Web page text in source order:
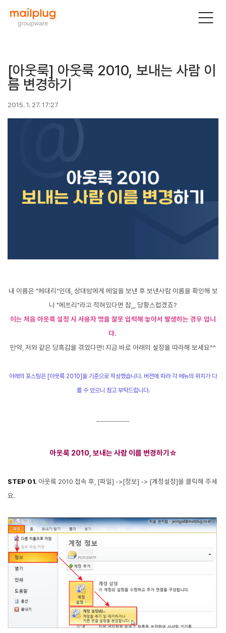
[아웃룩] 아웃룩 2010, 보내는 사람 이
름 변경하기
2015. 1. 27. 17:27
내 이름은 "메대리"인데, 상대방에게 메일을 보낸 후 보낸사람 이름을 확인해 보
니 "메프리"라고 적혀있다면 참,,, 당황스럽겠죠?
이는 처음 아웃룩 설정 시 사용자 명을 잘못 입력해 놓아서 발생하는 경우 입니
다.
만약, 저와 같은 당혹감을 겪었다면! 지금 바로 아래의 설정을 따라해 보세요^^
아래의 포스팅은 [아웃룩 2010]을 기준으로 작성했습니다. 버전에 따라 각 메뉴의 위치가 다
를 수 있으니 참고 부탁드립니다.
아웃룩 2010, 보내는 사람 이름 변경하기☆
STEP 01. 아웃룩 2010 접속 후, [파일] ->[정보] -> [계정설정]을 클릭해 주세
요.